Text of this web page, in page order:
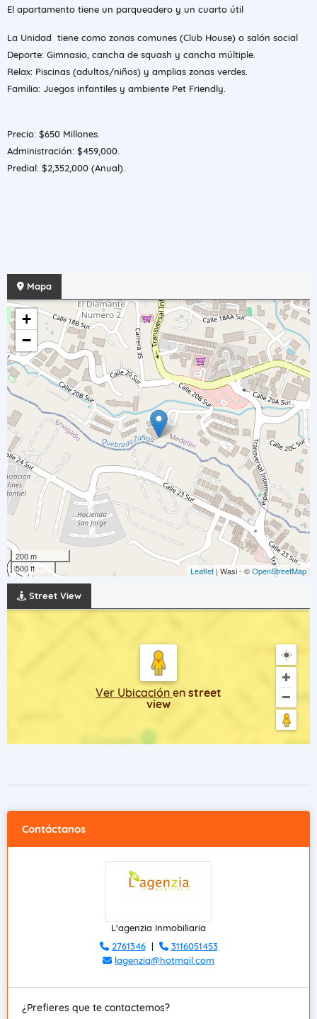
​El apartamento tiene un parqueadero y un cuarto útil
La Unidad tiene como zonas comunes (Club House) o salón social
​Deporte: Gimnasio, cancha de squash y cancha múltiple.
​Relax: Piscinas (adultos/niños) y amplias zonas verdes.
​Familia: Juegos infantiles y ambiente Pet Friendly.
​Precio: $650 Millones.
​Administración: $459,000.
​Predial: $2,352,000 (Anual).
Mapa
+
−
200 m
500 ft
Leaflet | Wasi - ©OpenStreetMap
Street View
Ver Ubicación en street
view
Contáctanos
L'agenzia Inmobiliaria
2761346|
3116051453
lagenzia@hotmail.com
¿Prefieres que te contactemos?